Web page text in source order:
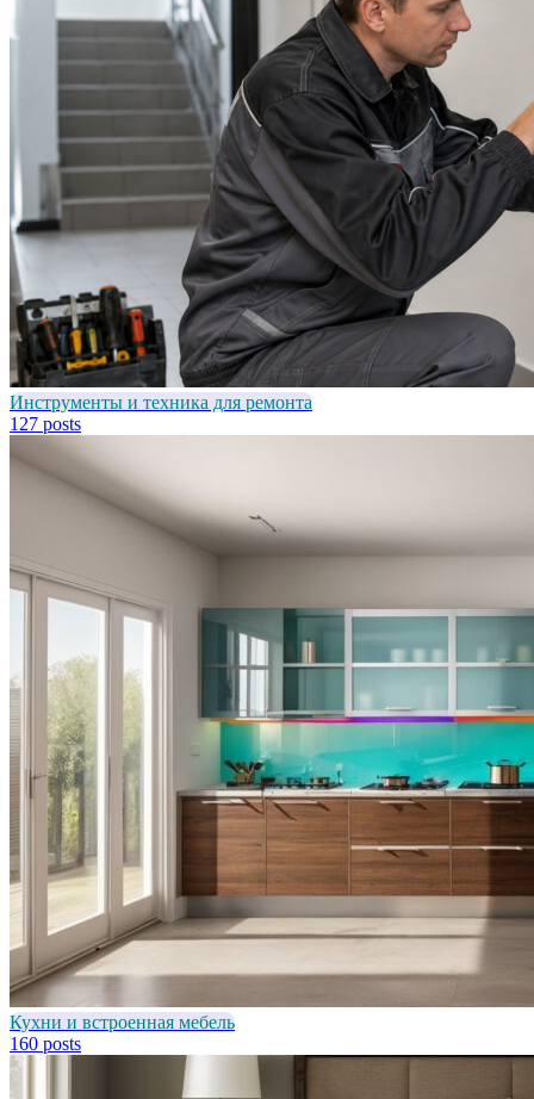
Инструменты и техника для ремонта
127 posts
Кухни и встроенная мебель
160 posts